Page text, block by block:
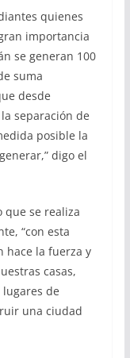
quienes
importancia
se generan 100
suma
desde
separación de
posible la
digo el
que se realiza
“con esta
hace la fuerza y
casas,
de
una ciudad